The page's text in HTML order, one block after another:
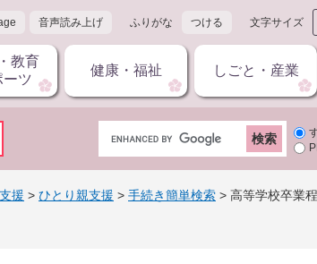
音声読み上げ ふりがな つける 文字サイズ
教育
ーツ
健康・福祉 しごと・産業
G
o
g
援 > ひとり親支援 > 手続き簡単検索 > 高等学校卒業